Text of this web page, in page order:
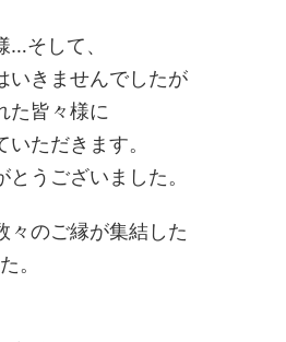
…そして、
いきませんでしたが
た皆々様に
ただきます。
うございました。
々のご縁が集結した
。